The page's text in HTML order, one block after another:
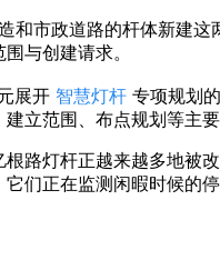
和市政道路的杆体新建
与创建请求。
展开 智慧灯杆 专项规划
立范围、布点规划等主
路灯杆正越来越多地被
们正在监测闲暇时候的